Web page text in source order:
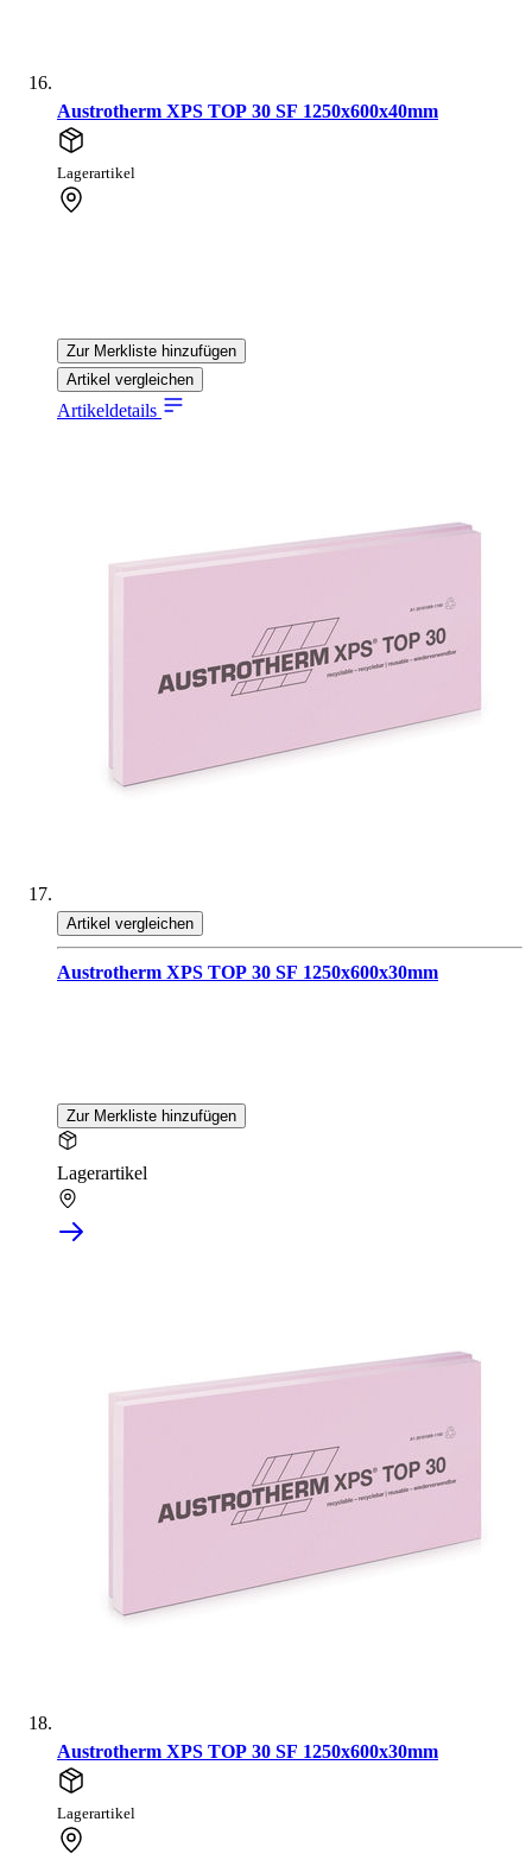
Austrotherm XPS TOP 30 SF 1250x600x40mm
Lagerartikel
Zur Merkliste hinzufügen
Artikel vergleichen
Artikeldetails
Artikel vergleichen
Austrotherm XPS TOP 30 SF 1250x600x30mm
Zur Merkliste hinzufügen
Lagerartikel
Austrotherm XPS TOP 30 SF 1250x600x30mm
Lagerartikel